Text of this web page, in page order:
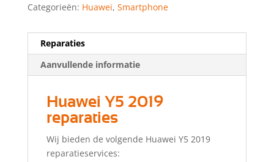
Categorieën: Huawei, Smartphone
Reparaties
Aanvullende informatie
Huawei Y5 2019
reparaties
Wij bieden de volgende Huawei Y5 2019
reparatieservices: